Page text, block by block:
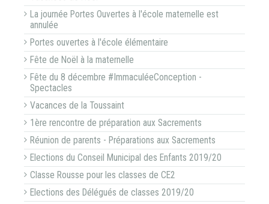
La journée Portes Ouvertes à l'école maternelle est
annulée
Portes ouvertes à l'école élémentaire
Fête de Noël à la maternelle
Fête du 8 décembre #ImmaculéeConception -
Spectacles
Vacances de la Toussaint
1ère rencontre de préparation aux Sacrements
Réunion de parents - Préparations aux Sacrements
Elections du Conseil Municipal des Enfants 2019/20
Classe Rousse pour les classes de CE2
Elections des Délégués de classes 2019/20